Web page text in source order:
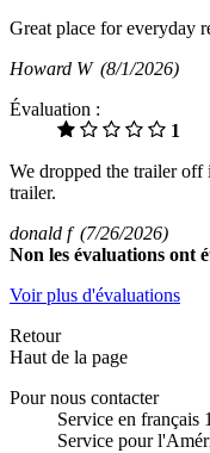
Great place for everyday
Howard W (8/1/2026)
Évaluation :
1
We dropped the trailer off
trailer.
donald f (7/26/2026)
Non les évaluations ont
Voir plus d'évaluations
Retour
Haut de la page
Pour nous contacter
Service en français
Service pour